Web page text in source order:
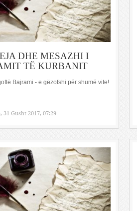
DHE MESAZHI I
TË KURBANIT
Bajrami - e gëzofshi për shumë vite!
31 Gusht 2017, 07:29